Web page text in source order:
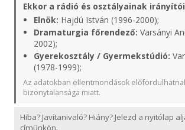
Ekkor a rádió és osztályainak
Elnök: Hajdú István (1996-2000);
Dramaturgia főrendező: Varsányi
2002);
Gyerekosztály / Gyermekstúdió:
(1978-1999);
Az adatokban ellentmondások
bizonytalansága miatt.
Hiba? Javítanivaló? Hiány? Jelezd a nyitólap
címünkön.